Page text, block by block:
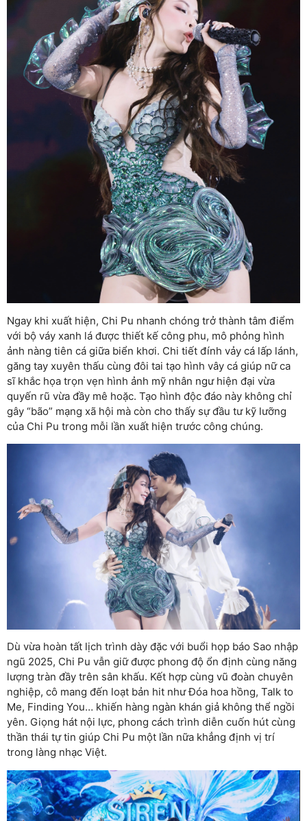
Ngay khi xuất hiện, Chi Pu nhanh chóng trở thành tâm điểm
với bộ váy xanh lá được thiết kế công phu, mô phỏng hình
ảnh nàng tiên cá giữa biển khơi. Chi tiết đính vảy cá lấp lánh,
găng tay xuyên thấu cùng đôi tai tạo hình vây cá giúp nữ ca
sĩ khắc họa trọn vẹn hình ảnh mỹ nhân ngư hiện đại vừa
quyến rũ vừa đầy mê hoặc. Tạo hình độc đáo này không chỉ
gây “bão” mạng xã hội mà còn cho thấy sự đầu tư kỹ lưỡng
của Chi Pu trong mỗi lần xuất hiện trước công chúng.
Dù vừa hoàn tất lịch trình dày đặc với buổi họp báo Sao nhập
ngũ 2025, Chi Pu vẫn giữ được phong độ ổn định cùng năng
lượng tràn đầy trên sân khấu. Kết hợp cùng vũ đoàn chuyên
nghiệp, cô mang đến loạt bản hit như Đóa hoa hồng, Talk to
Me, Finding You… khiến hàng ngàn khán giả không thể ngồi
yên. Giọng hát nội lực, phong cách trình diễn cuốn hút cùng
thần thái tự tin giúp Chi Pu một lần nữa khẳng định vị trí
trong làng nhạc Việt.